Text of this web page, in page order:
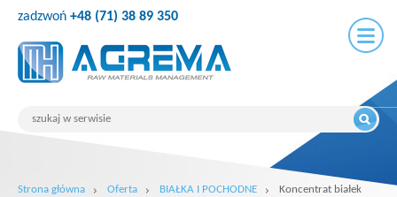
zadzwoń +48 (71) 38 89 350
Strona główna Oferta BIAŁKA I POCHODNE
Koncentrat białek